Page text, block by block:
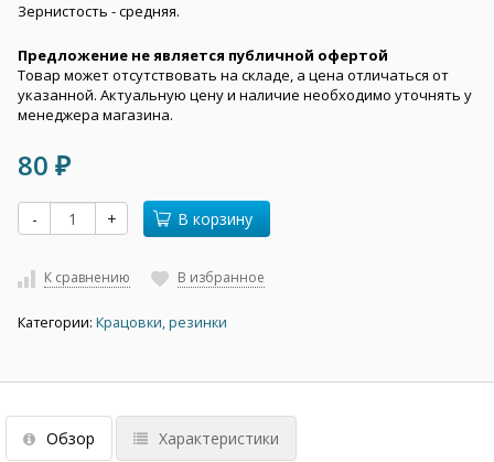
Зернистость - средняя.​
Предложение не является публичной офертой
Товар может отсутствовать на складе, а цена отличаться от
указанной. Актуальную цену и наличие необходимо уточнять у
менеджера магазина.
80 ₽
- + В корзину
К сравнению В избранное
Категории: Крацовки, резинки
Обзор Характеристики